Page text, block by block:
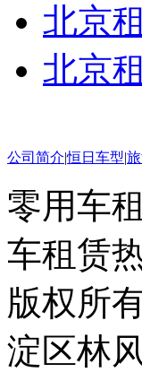
北京
北京
公司简介|恒日车型|
零用车
车租赁
版权所
淀区林